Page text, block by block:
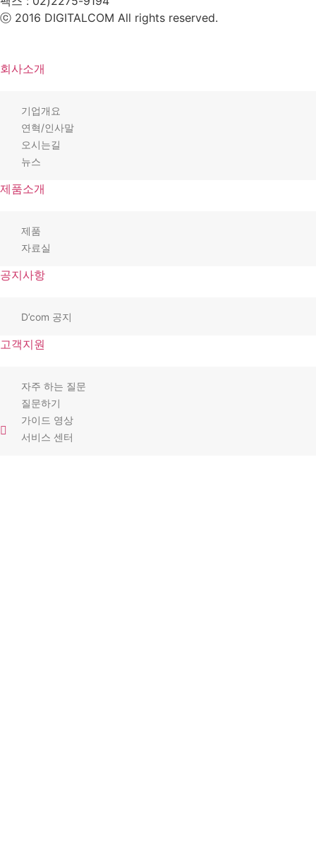
ⓒ 2016 DIGITALCOM All rights reserved.
회사소개
기업개요
연혁/인사말
오시는길
뉴스
제품소개
제품
자료실
공지사항
D’com 공지
고객지원
자주 하는 질문
질문하기
가이드 영상
서비스 센터